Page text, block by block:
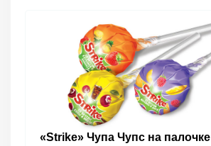
«Strike» Чупа Чупс на палочке